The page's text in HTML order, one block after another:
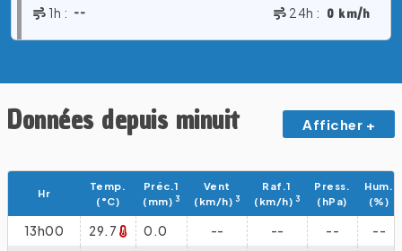
1h : -- 24h : 0 km/h
Données depuis minuit Afficher +
Hr
Temp.
(°C)
Préc.1
(mm) 3
Vent
(km/h) 3
Raf.1
(km/h) 3
Press.
(hPa)
Hum.
(%)
13h00 29.7 0.0 -- -- --
--